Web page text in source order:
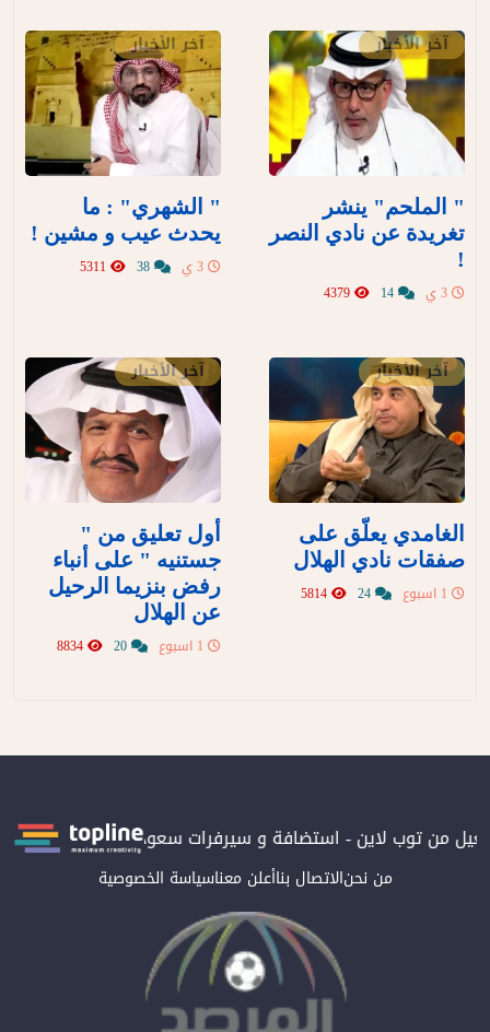
آخر الأخبار
" الملحم" ينشر
تغريدة عن نادي النصر
!
آخر الأخبار
" الشهري" : ما
يحدث عيب و مشين !
آخر الأخبار
الغامدي يعلّق على
صفقات نادي الهلال
آخر الأخبار
أول تعليق من "
جستنيه " على أنباء
رفض بنزيما الرحيل
عن الهلال
من توب لاين - استضافة و سيرفرات سعوديةالمرصد حاصلة
من نحنالاتصال بناأعلن معناسياسة الخصوصية